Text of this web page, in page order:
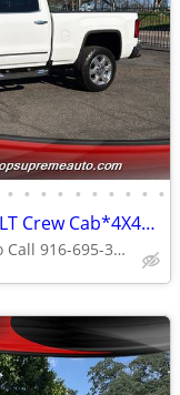
• • • • • • • • • •
2019 GMC Sierra 2500HD SLT Crew Cab*4X4*Tow Package*Rear Camera*Z71*
Supreme Auto Call 916-695-3086 fair oaks